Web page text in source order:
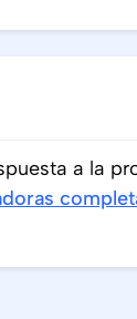
a la